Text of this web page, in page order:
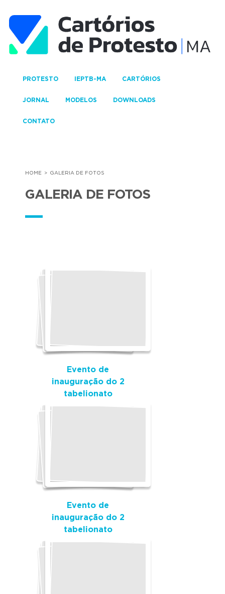
PROTESTO IEPTB-MA CARTÓRIOS
JORNAL MODELOS DOWNLOADS
CONTATO
HOME GALERIA DE FOTOS
GALERIA DE FOTOS
Evento de
inauguração do 2
tabelionato
Evento de
inauguração do 2
tabelionato